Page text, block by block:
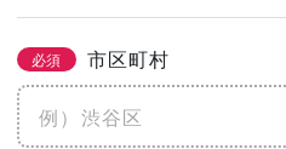
必須 市区町村